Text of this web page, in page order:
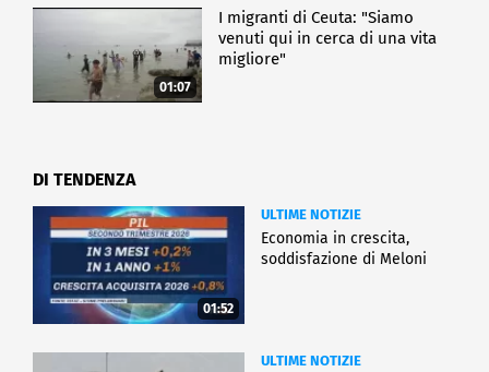
01:07
I migranti di Ceuta: "Siamo
venuti qui in cerca di una vita
migliore"
DI TENDENZA
01:52
ULTIME NOTIZIE
Economia in crescita,
soddisfazione di Meloni
ULTIME NOTIZIE